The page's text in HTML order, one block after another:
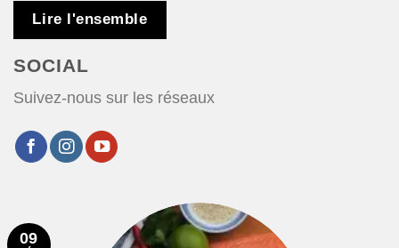
Lire l'ensemble
SOCIAL
Suivez-nous sur les réseaux
09